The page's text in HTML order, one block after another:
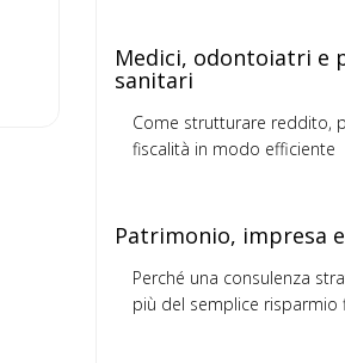
Medici, odontoiatri e
sanitari
Come strutturare reddito,
fiscalità in modo efficiente
Patrimonio, impresa
Perché una consulenza
più del semplice risparmio